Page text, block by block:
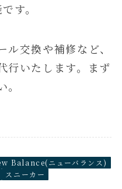
す。
交換や補修など、
行いたします。まず
Balance(ニューバランス)
スニーカー